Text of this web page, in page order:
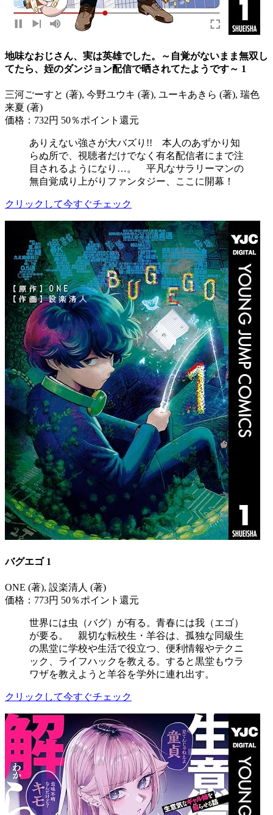
地味なおじさん、実は英雄でした。～自覚がないまま無双し
てたら、姪のダンジョン配信で晒されてたようです～ 1
三河ごーすと (著), 今野ユウキ (著), ユーキあきら (著), 瑞色
来夏 (著)
価格：732円 50％ポイント還元
ありえない強さが大バズり!! 本人のあずかり知
らぬ所で、視聴者だけでなく有名配信者にまで注
目されるようになり…。 平凡なサラリーマンの
無自覚成り上がりファンタジー、ここに開幕！
クリックして今すぐチェック
バグエゴ 1
ONE (著), 設楽清人 (著)
価格：773円 50％ポイント還元
世界には虫（バグ）が有る。青春には我（エゴ）
が要る。 親切な転校生・羊谷は、孤独な同級生
の黒堂に学校や生活で役立つ、便利情報やテクニ
ック、ライフハックを教える。すると黒堂もウラ
ワザを教えようと羊谷を学外に連れ出す。
クリックして今すぐチェック